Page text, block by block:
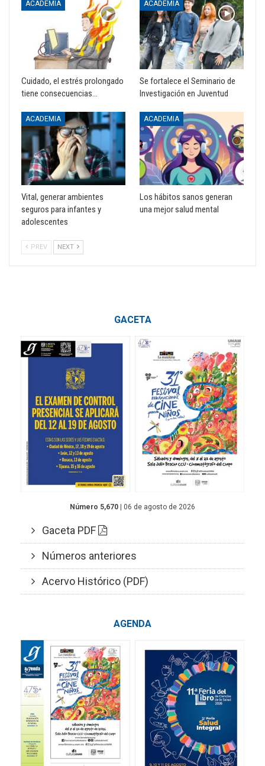
ACADEMIA
Cuidado, el estrés prolongado
tiene consecuencias…
ACADEMIA
Se fortalece el Seminario de
Investigación en Juventud
ACADEMIA
Vital, generar ambientes
seguros para infantes y
adolescentes
ACADEMIA
Los hábitos sanos generan
una mejor salud mental
PREV NEXT
GACETA
Número 5,670 | 06 de agosto de 2026
Gaceta PDF
Números anteriores
Acervo Histórico (PDF)
AGENDA